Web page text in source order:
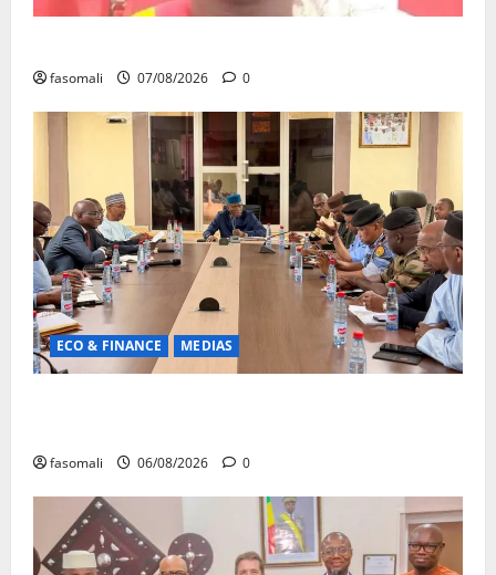
fasomali 07/08/2026 0
ECO & FINANCE MEDIAS
fasomali 06/08/2026 0